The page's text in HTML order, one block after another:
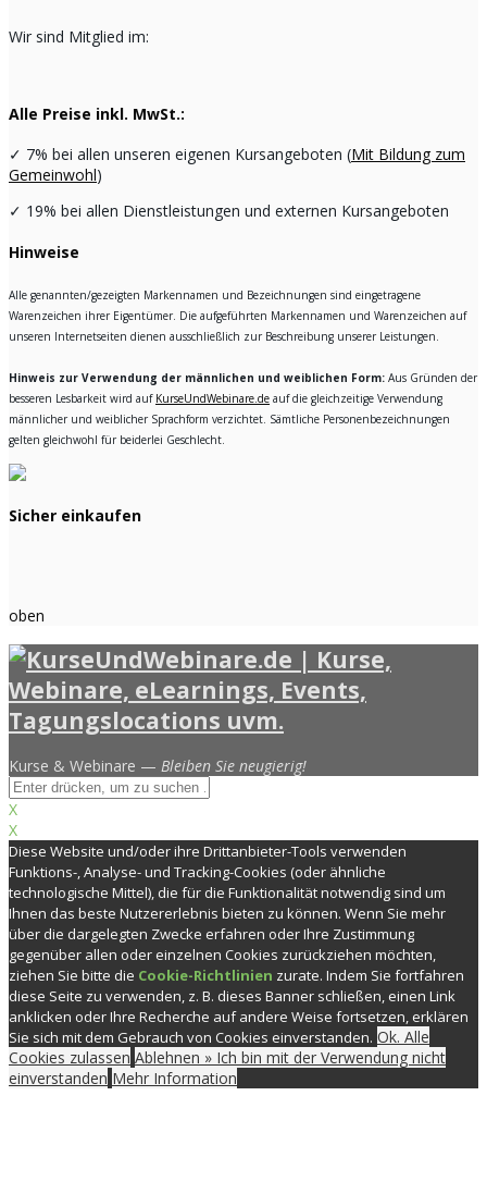
Wir sind Mitglied im:
Alle Preise inkl. MwSt.:
✓ 7% bei allen unseren eigenen Kursangeboten (Mit Bildung zum
Gemeinwohl)
✓ 19% bei allen Dienstleistungen und externen Kursangeboten
Hinweise
Alle genannten/gezeigten Markennamen und Bezeichnungen sind eingetragene
Warenzeichen ihrer Eigentümer. Die aufgeführten Markennamen und Warenzeichen auf
unseren Internetseiten dienen ausschließlich zur Beschreibung unserer Leistungen.
Hinweis zur Verwendung der männlichen und weiblichen Form: Aus Gründen der
besseren Lesbarkeit wird auf KurseUndWebinare.de auf die gleichzeitige Verwendung
männlicher und weiblicher Sprachform verzichtet. Sämtliche Personenbezeichnungen
gelten gleichwohl für beiderlei Geschlecht.
Sicher einkaufen
oben
Kurse & Webinare — Bleiben Sie neugierig!
X
X
Diese Website und/oder ihre Drittanbieter-Tools verwenden
Funktions-, Analyse- und Tracking-Cookies (oder ähnliche
technologische Mittel), die für die Funktionalität notwendig sind um
Ihnen das beste Nutzererlebnis bieten zu können. Wenn Sie mehr
über die dargelegten Zwecke erfahren oder Ihre Zustimmung
gegenüber allen oder einzelnen Cookies zurückziehen möchten,
ziehen Sie bitte die Cookie-Richtlinien zurate. Indem Sie fortfahren
diese Seite zu verwenden, z. B. dieses Banner schließen, einen Link
anklicken oder Ihre Recherche auf andere Weise fortsetzen, erklären
Sie sich mit dem Gebrauch von Cookies einverstanden. Ok. Alle
Cookies zulassen Ablehnen » Ich bin mit der Verwendung nicht
einverstanden Mehr Information